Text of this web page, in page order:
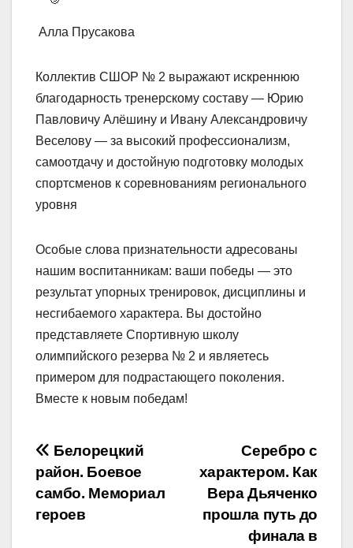
Алла Прусакова
Коллектив СШОР № 2 выражают искреннюю
благодарность тренерскому составу — Юрию
Павловичу Алёшину и Ивану Александровичу
Веселову — за высокий профессионализм,
самоотдачу и достойную подготовку молодых
спортсменов к соревнованиям регионального
уровня
Особые слова признательности адресованы
нашим воспитанникам: ваши победы — это
результат упорных тренировок, дисциплины и
несгибаемого характера. Вы достойно
представляете Спортивную школу
олимпийского резерва № 2 и являетесь
примером для подрастающего поколения.
Вместе к новым победам!
Навигация
по
записям
Серебро с
характером. Как
Вера Дьяченко
прошла путь до
финала в
Белорецкий
район. Боевое
самбо. Мемориал
героев